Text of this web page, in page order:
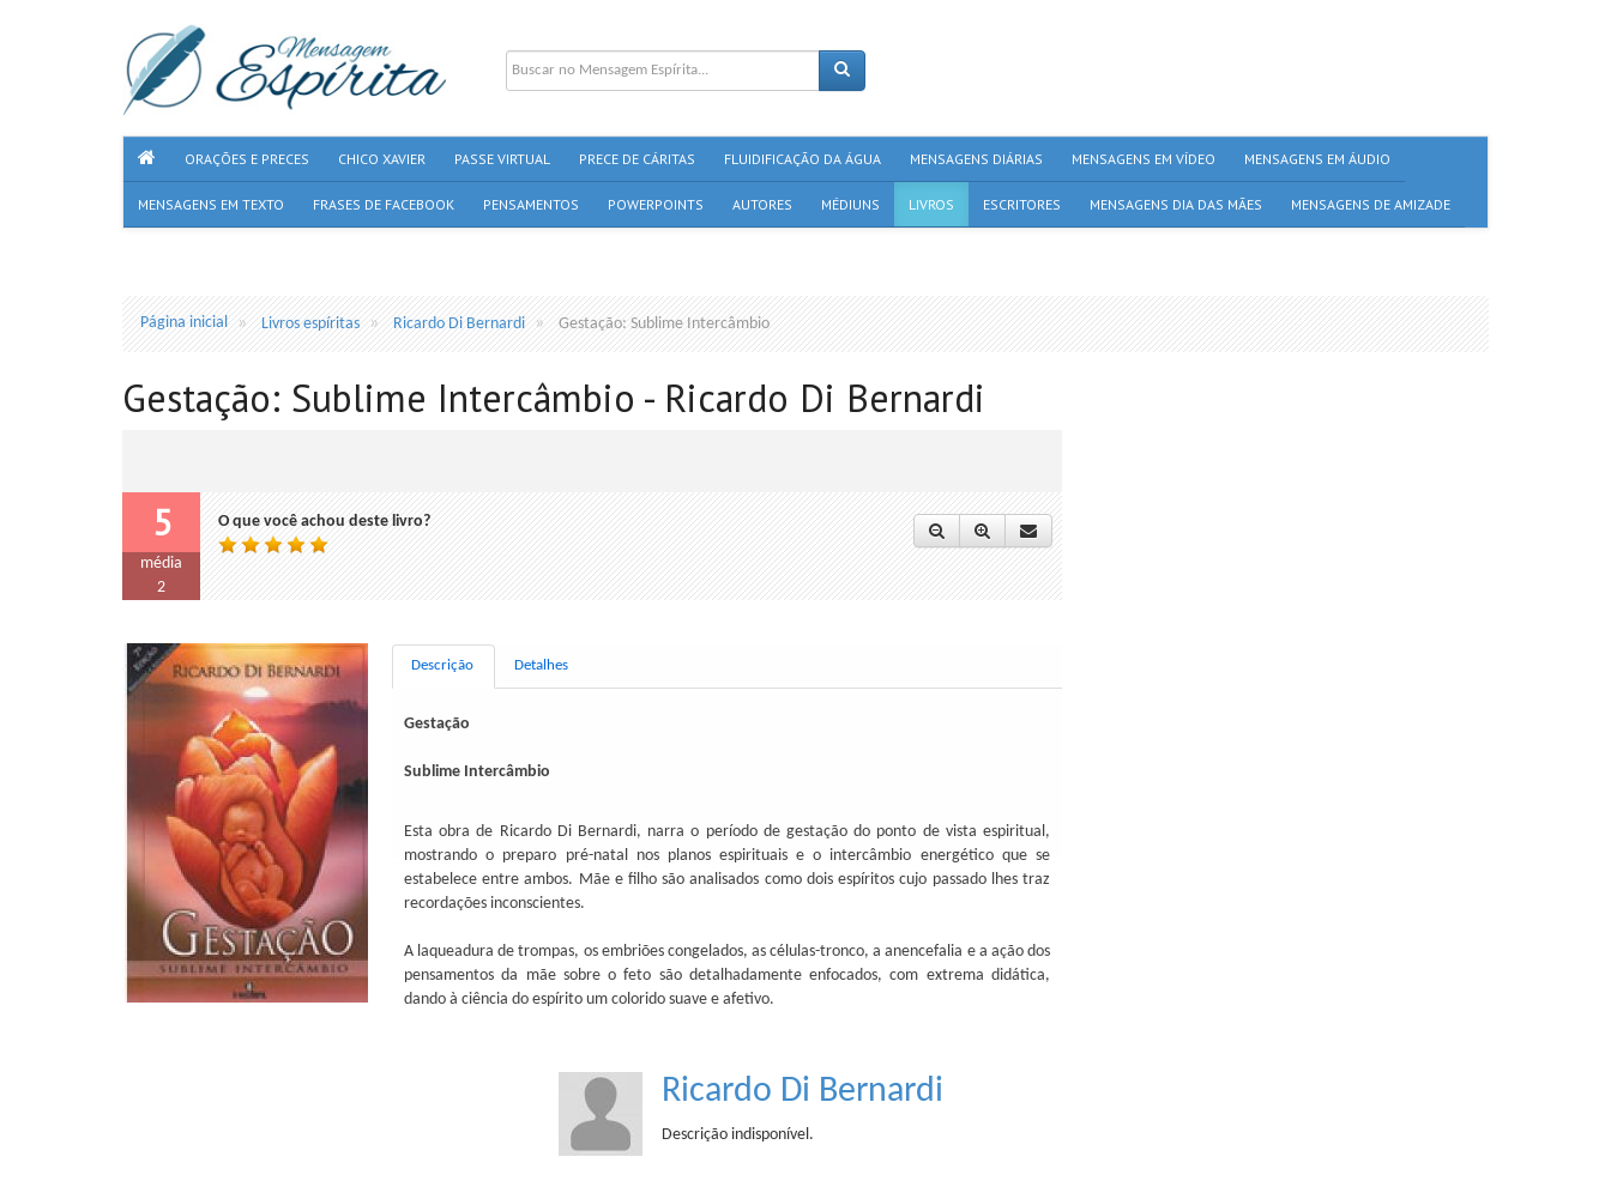
ORAÇÕES E PRECES CHICO XAVIER PASSE VIRTUAL PRECE DE CÁRITAS FLUIDIFICAÇÃO DA ÁGUA MENSAGENS DIÁRIAS MENSAGENS EM VÍDEO MENSAGENS EM ÁUDIO
MENSAGENS EM TEXTO FRASES DE FACEBOOK PENSAMENTOS POWERPOINTS AUTORES MÉDIUNS LIVROS ESCRITORES MENSAGENS DIA DAS MÃES MENSAGENS DE AMIZADE
Página inicial Livros espíritas Ricardo Di Bernardi Gestação: Sublime Intercâmbio
Gestação: Sublime Intercâmbio - Ricardo Di Bernardi
5
média
2
O que você achou deste livro?
Descrição Detalhes
Gestação
Sublime Intercâmbio
Esta obra de Ricardo Di Bernardi, narra o período de gestação do ponto de vista espiritual,
mostrando o preparo pré-natal nos planos espirituais e o intercâmbio energético que se
estabelece entre ambos. Mãe e filho são analisados como dois espíritos cujo passado lhes traz
recordações inconscientes.
A laqueadura de trompas, os embriões congelados, as células-tronco, a anencefalia e a ação dos
pensamentos da mãe sobre o feto são detalhadamente enfocados, com extrema didática,
dando à ciência do espírito um colorido suave e afetivo.
Ricardo Di Bernardi
Descrição indisponível.